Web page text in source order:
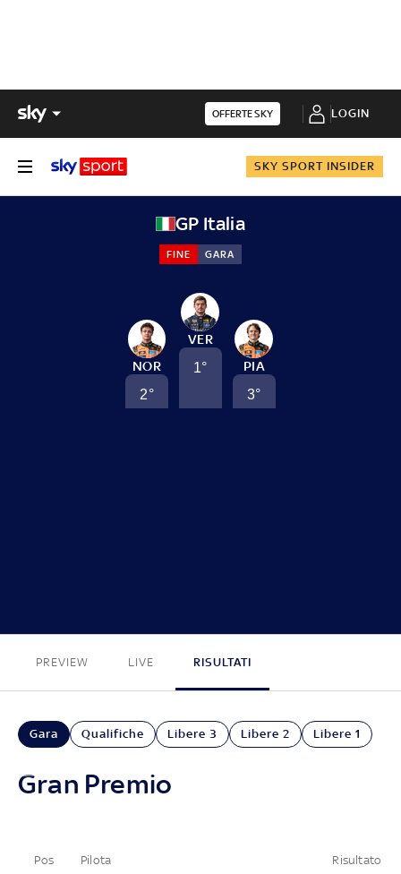
OFFERTE SKY LOGIN
SKY SPORT INSIDER
GP Italia
FINE GARA
VER
1°
NOR
2°
PIA
3°
PREVIEW LIVE RISULTATI
Gara Qualifiche Libere 3 Libere 2 Libere 1
Gran Premio
Pos Pilota Risultato